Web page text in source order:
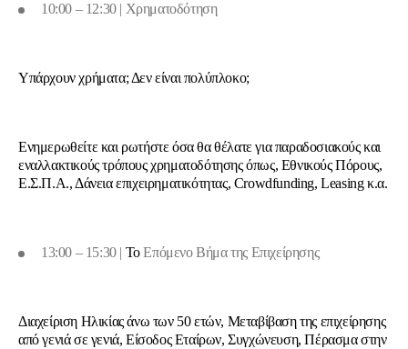
10:00 – 12:30 | Χρηματοδότηση
Υπάρχουν χρήματα; Δεν είναι πολύπλοκο;
Ενημερωθείτε και ρωτήστε όσα θα θέλατε για παραδοσιακούς και
εναλλακτικούς τρόπους χρηματοδότησης όπως, Εθνικούς Πόρους,
Ε.Σ.Π.Α., Δάνεια επιχειρηματικότητας, Crowdfunding, Leasing κ.α.
13:00 – 15:30 | ΤοΕπόμενο Βήμα της Επιχείρησης
Διαχείριση Ηλικίας άνω των 50 ετών, Μεταβίβαση της επιχείρησης
από γενιά σε γενιά, Είσοδος Εταίρων, Συγχώνευση, Πέρασμα στην